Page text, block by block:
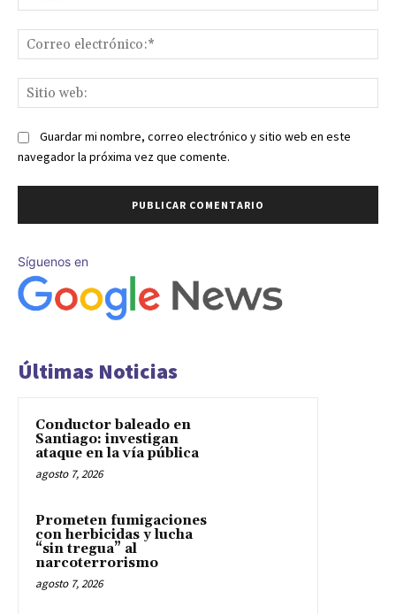
Guardar mi nombre, correo electrónico y sitio web en este
navegador la próxima vez que comente.
Síguenos en
Últimas Noticias
Conductor baleado en
Santiago: investigan
ataque en la vía pública
agosto 7, 2026
Prometen fumigaciones
con herbicidas y lucha
“sin tregua” al
narcoterrorismo
agosto 7, 2026